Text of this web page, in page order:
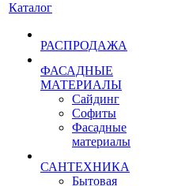
Каталог
РАСПРОДАЖА
ФАСАДНЫЕ
МАТЕРИАЛЫ
Сайдинг
Софиты
Фасадные
материалы
САНТЕХНИКА
Бытовая